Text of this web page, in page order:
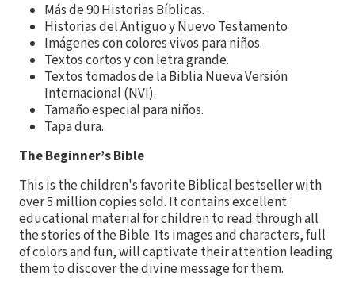
Más de 90 Historias Bíblicas.
Historias del Antiguo y Nuevo Testamento
Imágenes con colores vivos para niños.
Textos cortos y con letra grande.
Textos tomados de la Biblia Nueva Versión
Internacional (NVI).
Tamaño especial para niños.
Tapa dura.
The Beginner’s Bible
This is the children's favorite Biblical bestseller with
over 5 million copies sold. It contains excellent
educational material for children to read through all
the stories of the Bible. Its images and characters, full
of colors and fun, will captivate their attention leading
them to discover the divine message for them.